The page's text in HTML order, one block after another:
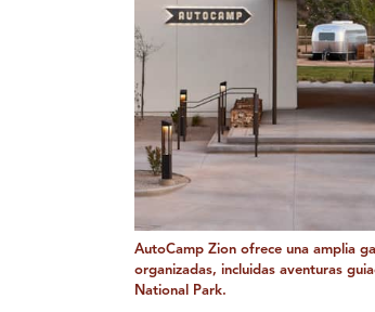
AutoCamp Zion ofrece una amplia
organizadas, incluidas aventuras
National Park.